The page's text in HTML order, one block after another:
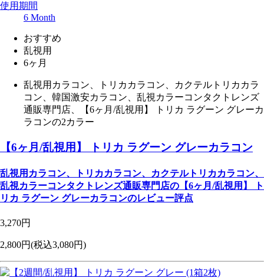
使用期間
6 Month
おすすめ
乱視用
6ヶ月
乱視用カラコン、トリカカラコン、カクテルトリカカラ
コン、韓国激安カラコン、乱視カラーコンタクトレンズ
通販専門店、【6ヶ月/乱視用】 トリカ ラグーン グレーカ
ラコンの2カラー
【6ヶ月/乱視用】 トリカ ラグーン グレーカラコン
乱視用カラコン、トリカカラコン、カクテルトリカカラコン、
乱視カラーコンタクトレンズ通販専門店の【6ヶ月/乱視用】 ト
リカ ラグーン グレーカラコンのレビュー評点
3,270円
2,800円(税込3,080円)